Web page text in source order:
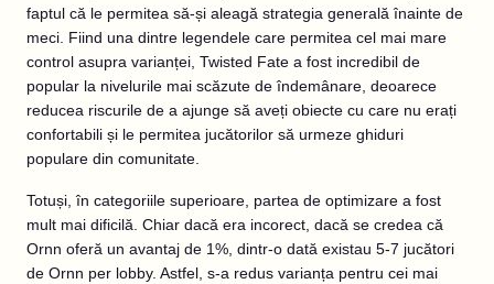
faptul că le permitea să-și aleagă strategia generală înainte de
meci. Fiind una dintre legendele care permitea cel mai mare
control asupra varianței, Twisted Fate a fost incredibil de
popular la nivelurile mai scăzute de îndemânare, deoarece
reducea riscurile de a ajunge să aveți obiecte cu care nu erați
confortabili și le permitea jucătorilor să urmeze ghiduri
populare din comunitate.
Totuși, în categoriile superioare, partea de optimizare a fost
mult mai dificilă. Chiar dacă era incorect, dacă se credea că
Ornn oferă un avantaj de 1%, dintr-o dată existau 5-7 jucători
de Ornn per lobby. Astfel, s-a redus varianța pentru cei mai